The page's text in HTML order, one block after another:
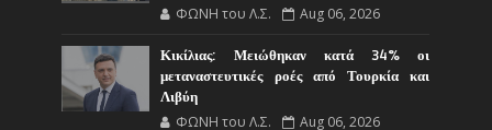
ΦΩΝΗ του Λ.Σ. Aug 06, 2026
Κικίλιας: Μειώθηκαν κατά 34% οι
μεταναστευτικές ροές από Τουρκία και
Λιβύη
ΦΩΝΗ του Λ.Σ. Aug 06, 2026